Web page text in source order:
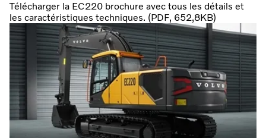
Télécharger la EC220 brochure avec tous les détails et
les caractéristiques techniques. (PDF, 652,8KB)